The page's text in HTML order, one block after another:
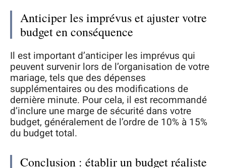
Anticiper les imprévus et ajuster votre
budget en conséquence
Il est important d’anticiper les imprévus qui
peuvent survenir lors de l’organisation de votre
mariage, tels que des dépenses
supplémentaires ou des modifications de
dernière minute. Pour cela, il est recommandé
d’inclure une marge de sécurité dans votre
budget, généralement de l’ordre de 10% à 15%
du budget total.
Conclusion : établir un budget réaliste